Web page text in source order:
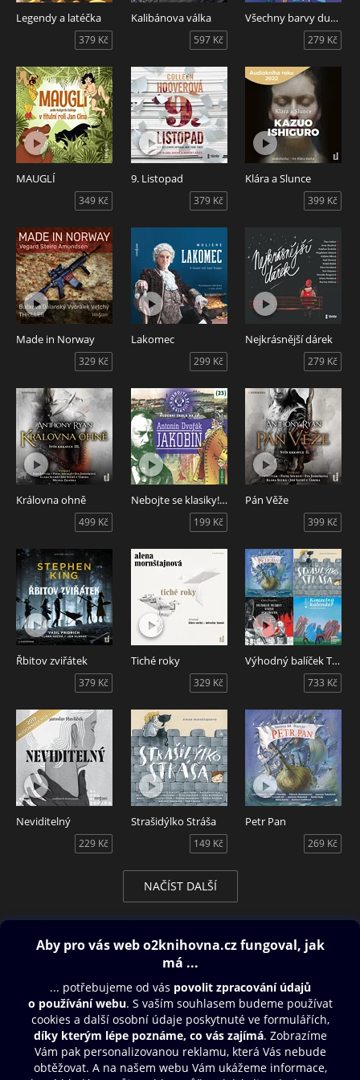
Legendy a latéčka
379 Kč
Kalibánova válka
597 Kč
Všechny barvy duhy
279 Kč
MAUGLÍ
349 Kč
9. Listopad
379 Kč
Klára a Slunce
399 Kč
Made in Norway
329 Kč
Lakomec
299 Kč
Nejkrásnější dárek
279 Kč
Královna ohně
499 Kč
Nebojte se klasiky! Hudební škola 23 - Antonín Dvořák: Jakobín
199 Kč
Pán Věže
399 Kč
Řbitov zviřátek
379 Kč
Tiché roky
329 Kč
Výhodný balíček Tympanum - Dramatizace pro děti
733 Kč
Neviditelný
229 Kč
Strašidýlko Stráša
149 Kč
Petr Pan
269 Kč
NAČÍST DALŠÍ
Obsah ke stažení
Moje O2 Knihovna
Další zábava